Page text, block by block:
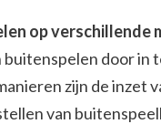
op verschillende
door in
zijn de inzet
van